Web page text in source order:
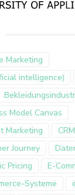
Marketing
intelligence)
Model Canvas
Marketing
CRM
Journey
Pricing
E-
Systeme